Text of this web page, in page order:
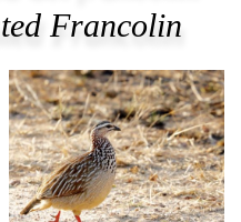
Francolin